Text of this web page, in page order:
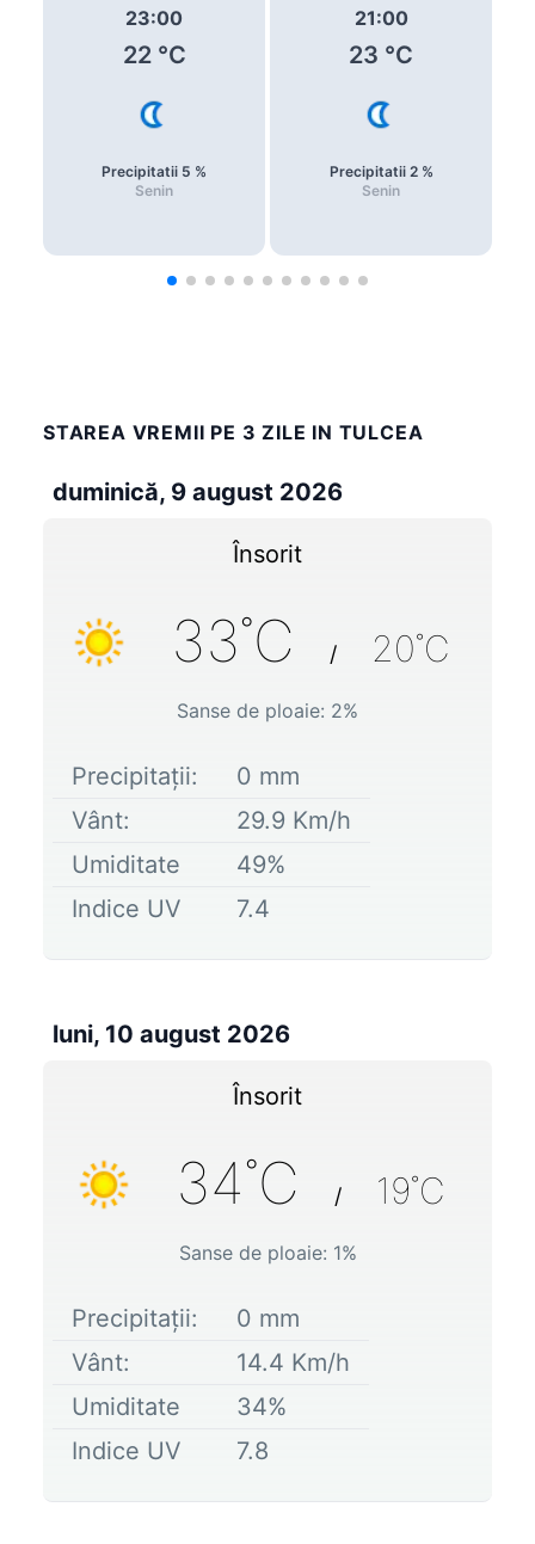
23:00
22°C
Precipitatii 5 %
Senin
21:00
23 °C
Precipitatii 2%
Senin
STAREA VREMII PE 3 ZILE IN TULCEA
duminică, 9 august 2026
Însorit
33˚C / 20˚C
Sanse de ploaie: 2%
Precipitații: 0 mm
Vânt:
29.9 Km/h
Umiditate
49%
Indice UV
7.4
luni, 10 august 2026
Însorit
34˚C / 19˚C
Sanse de ploaie: 1%
Precipitații: 0 mm
Vânt:
14.4 Km/h
Umiditate
34%
Indice UV
7.8